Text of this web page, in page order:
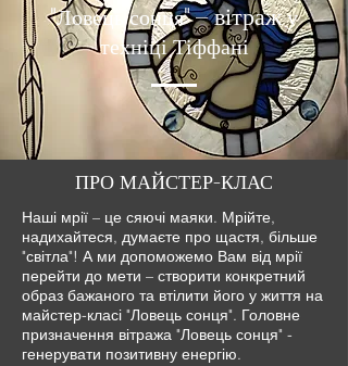
"Ловець сонця"– вітражу
техніці Тіффані
ПРО МАЙСТЕР-КЛАС
Наші мрії – це сяючі маяки. Мрійте,
надихайтеся, думаєте про щастя, більше
"світла"! А ми допоможемо Вам від мрії
перейти до мети – створити конкретний
образ бажаного та втілити його у життя на
майстер-класі "Ловець сонця". Головне
призначення вітража "Ловець сонця" -
генерувати позитивну енергію.